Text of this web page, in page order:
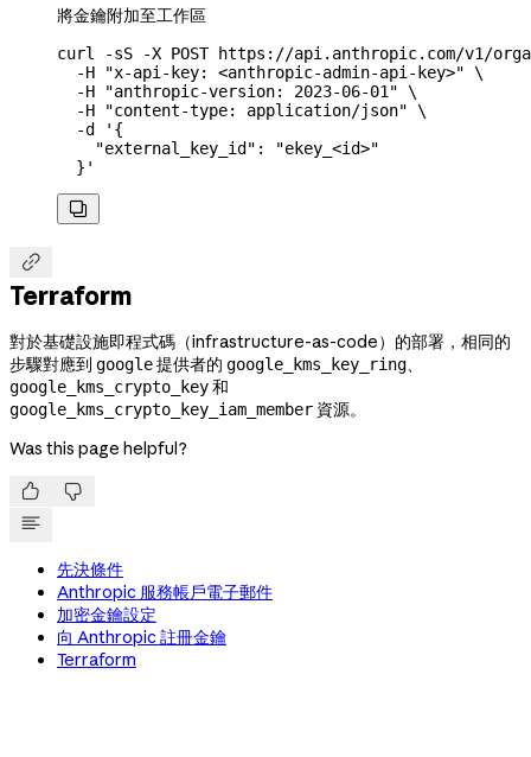
將金鑰附加至工作區
curl -sS -X POST https://api.anthropic.com/v1/
  -H
"x-api-key: <anthropic-admin-api-key>" \
  -H
"anthropic-version: 2023-06-01" \
  -H
"content-type: application/json" \
  -d
'{
    "external_key_id": "ekey_<id>"
  }'


Terraform
對於基礎設施即程式碼（infrastructure-as-code）的部署，相同的
步驟對應到 google提供者的 google_kms_key_ring、
google_kms_crypto_key和
google_kms_crypto_key_iam_member 資源。
Was this page helpful?
 
先決條件
Anthropic 服務帳戶電子郵件
加密金鑰設定
向 Anthropic 註冊金鑰
Terraform